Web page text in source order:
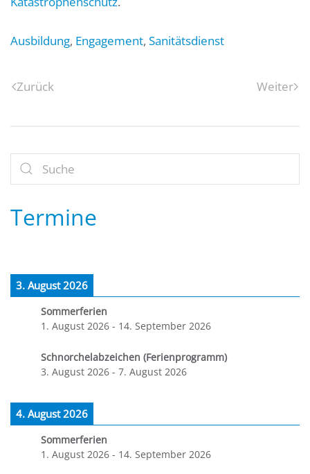
Ausbildung, Engagement, Sanitätsdienst
Zurück Weiter
Termine
3. August 2026
Sommerferien
1. August 2026 - 14. September 2026
Schnorchelabzeichen (Ferienprogramm)
3. August 2026 - 7. August 2026
4. August 2026
Sommerferien
1. August 2026 - 14. September 2026